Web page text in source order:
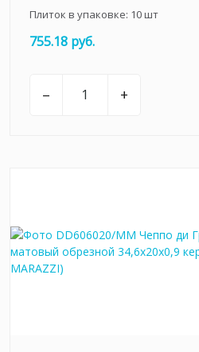
Плиток в упаковке: 10шт
755.18 руб.
– +